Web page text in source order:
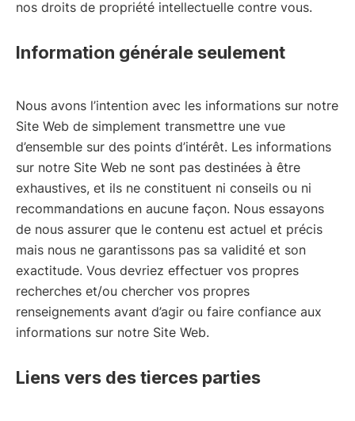
nos droits de propriété intellectuelle contre vous.
Information générale seulement
Nous avons l’intention avec les informations sur notre
Site Web de simplement transmettre une vue
d’ensemble sur des points d’intérêt. Les informations
sur notre Site Web ne sont pas destinées à être
exhaustives, et ils ne constituent ni conseils ou ni
recommandations en aucune façon. Nous essayons
de nous assurer que le contenu est actuel et précis
mais nous ne garantissons pas sa validité et son
exactitude. Vous devriez effectuer vos propres
recherches et/ou chercher vos propres
renseignements avant d’agir ou faire confiance aux
informations sur notre Site Web.
Liens vers des tierces parties